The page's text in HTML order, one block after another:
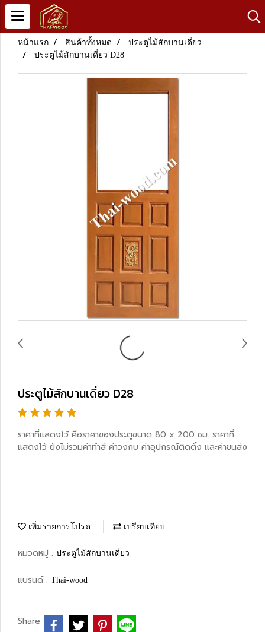
หน้าแรก สินค้าทั้งหมด
ประตูไม้สักบานเดี่ยว
ประตูไม้สักบานเดี่ยว D28
ประตูไม้สักบานเดี่ยว D28
ราคาที่แสดงไว้ คือราคาของประตูขนาด 80 x 200 ซม. ราคาที่
แสดงไว้ ยังไม่รวมค่าทำสี ค่าวงกบ ค่าอุปกรณ์ติดตั้ง และค่าขนส่ง
เพิ่มรายการโปรด เปรียบเทียบ
หมวดหมู่ : ประตูไม้สักบานเดี่ยว
แบรนด์ : Thai-wood
Share